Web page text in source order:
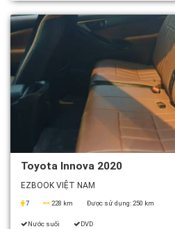
Toyota Innova 2020
EZBOOK VIỆT NAM
7 228 km Được sử dụng:250 km
Nước suối DVD